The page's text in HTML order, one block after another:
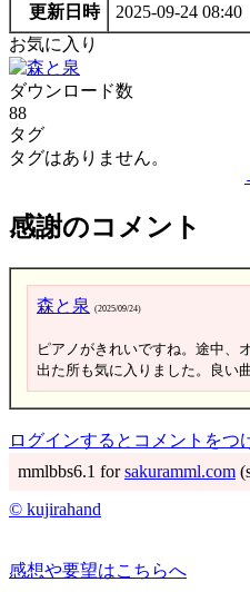
更新日時
2025-09-24 08:40
お気に入り
ダウンロード数
88
タグ
タグはありません。
感謝のコメント
森と泉 (2025/09/24)
ピアノがきれいですね。途中、
出た所も気に入りました。良い
ログインするとコメントをつ
mmlbbs6.1 forsakuramml.com
© kujirahand
感想や要望はこちらへ